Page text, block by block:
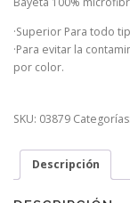
·Superior Para todo
·Para evitar la
por color.
SKU: 03879 Categorías:
Descripción